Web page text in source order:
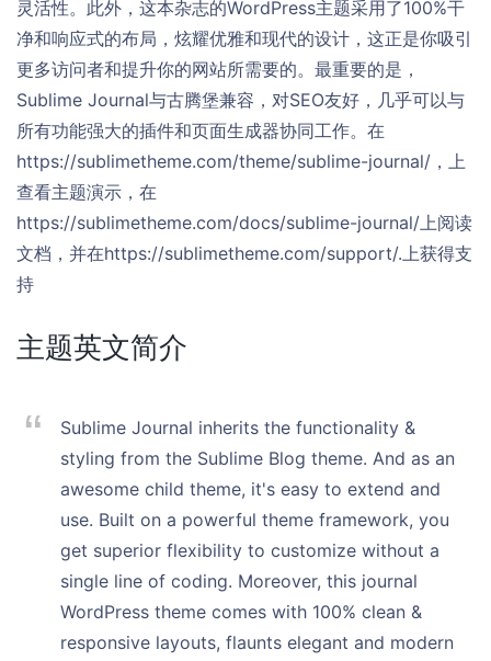
灵活性。此外，这本杂志的WordPress主题采用了100%干
净和响应式的布局，炫耀优雅和现代的设计，这正是你吸引
更多访问者和提升你的网站所需要的。最重要的是，
Sublime Journal与古腾堡兼容，对SEO友好，几乎可以与
所有功能强大的插件和页面生成器协同工作。在
https://sublimetheme.com/theme/sublime-journal/，上
查看主题演示，在
https://sublimetheme.com/docs/sublime-journal/上阅读
文档，并在https://sublimetheme.com/support/.上获得支
持
主题英文简介
Sublime Journal inherits the functionality &
styling from the Sublime Blog theme. And as an
awesome child theme, it's easy to extend and
use. Built on a powerful theme framework, you
get superior flexibility to customize without a
single line of coding. Moreover, this journal
WordPress theme comes with 100% clean &
responsive layouts, flaunts elegant and modern